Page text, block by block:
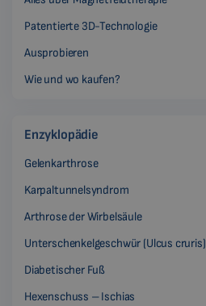
Patentierte 3D-Technologie
Ausprobieren
Wie und wo kaufen?
Enzyklopädie
Gelenkarthrose
Karpaltunnelsyndrom
Arthrose der Wirbelsäule
Unterschenkelgeschwür (Ulcus cruris)
Diabetischer Fuß
Hexenschuss – Ischias